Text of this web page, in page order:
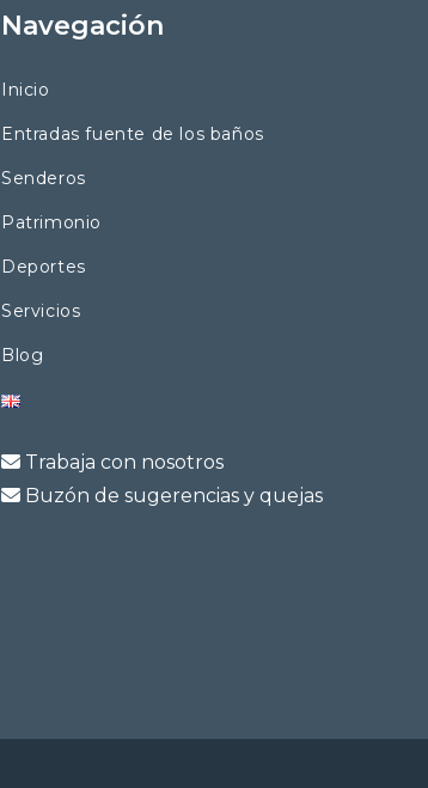
Navegación
Inicio
Entradas fuente de los baños
Senderos
Patrimonio
Deportes
Servicios
Blog
Trabaja con nosotros
Buzón de sugerencias y quejas